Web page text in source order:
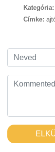
Kategória:
Címke: